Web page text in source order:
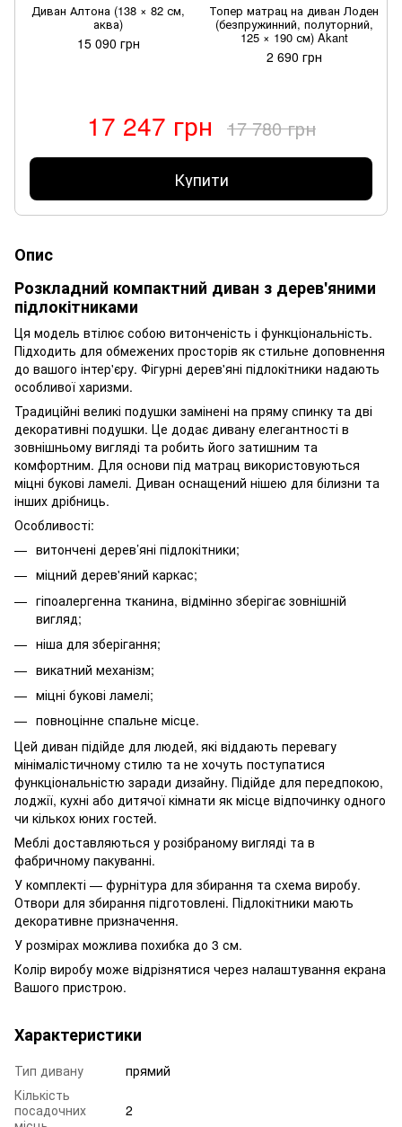
Диван Алтона (138 × 82 см,
аква)
15 090 грн
Топер матрац на диван Лоден
(безпружинний, полуторний,
125 × 190 см) Akant
2 690 грн
17 247 грн 17 780 грн
Купити
Опис
Розкладний компактний диван з дерев'яними
підлокітниками
Ця модель втілює собою витонченість і функціональність.
Підходить для обмежених просторів як стильне доповнення
до вашого інтер'єру. Фігурні дерев'яні підлокітники надають
особливої харизми.
Традиційні великі подушки замінені на пряму спинку та дві
декоративні подушки. Це додає дивану елегантності в
зовнішньому вигляді та робить його затишним та
комфортним. Для основи під матрац використовуються
міцні букові ламелі. Диван оснащений нішею для білизни та
інших дрібниць.
Особливості:
витончені дерев’яні підлокітники;
міцний дерев'яний каркас;
гіпоалергенна тканина, відмінно зберігає зовнішній
вигляд;
ніша для зберігання;
викатний механізм;
міцні букові ламелі;
повноцінне спальне місце.
Цей диван підійде для людей, які віддають перевагу
мінімалістичному стилю та не хочуть поступатися
функціональністю заради дизайну. Підійде для передпокою,
лоджії, кухні або дитячої кімнати як місце відпочинку одного
чи кількох юних гостей.
Меблі доставляються у розібраному вигляді та в
фабричному пакуванні.
У комплекті — фурнітура для збирання та схема виробу.
Отвори для збирання підготовлені. Підлокітники мають
декоративне призначення.
У розмірах можлива похибка до 3 см.
Колір виробу може відрізнятися через налаштування екрана
Вашого пристрою.
Характеристики
Тип дивану
прямий
Кількість
посадочних
2